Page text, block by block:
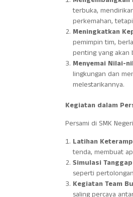
terbuka,
perkemahan,
Meningkatkan
pemimpin tim,
penting yang akan
Menyemai Nilai-
lingkungan dan
melestarikannya.
Kegiatan dalam
Persami di SMK
Latihan
tenda, membuat
Simulasi
seperti
Kegiatan Team
saling percaya